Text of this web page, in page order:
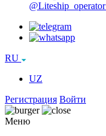
@Liteship_operator
RU
UZ
Регистрация Войти
Меню